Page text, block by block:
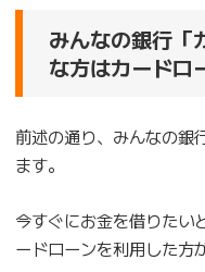
みんなの銀行「
な方はカードロ
前述の通り、みんなの銀
ます。
今すぐにお金を借りたい
ードローンを利用した方